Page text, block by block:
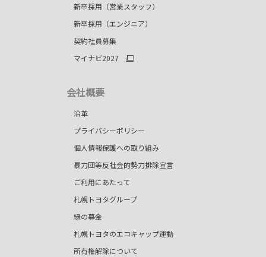
新卒採用（営業スタッフ）
新卒採用（エンジニア）
契約社員募集
マイナビ2027
会社概要
沿革
プライバシーポリシー
個人情報保護への取り組み
暴力団等反社会的勢力排除宣言
ご利用にあたって
札幌トヨタグループ
緑の募金
札幌トヨタのエコキャップ運動
所有権解除について